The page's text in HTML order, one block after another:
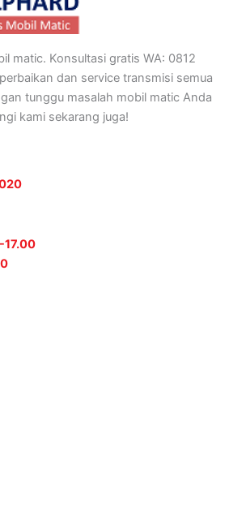
matic. Konsultasi gratis WA: 0812
dan service transmisi semua
tunggu masalah mobil matic Anda
kami sekarang juga!